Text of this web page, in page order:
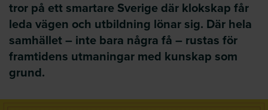
tror på ett smartare Sverige där klokskap får
leda vägen och utbildning lönar sig. Där hela
samhället – inte bara några få – rustas för
framtidens utmaningar med kunskap som
grund.